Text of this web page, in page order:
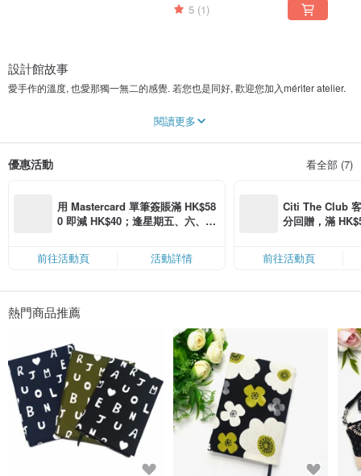
5 (1)
設計館故事
愛手作的溫度, 也愛那獨一無二的感覺. 若您也是同好, 歡迎您加入mériter atelier.
mériter, 就是英文裡的worth it, 值得. 生活中的每個片斷, 不管是美好的或是不美好
的, 都值得我們細細品味, 慢慢思量, 因為那就是人生.
作/手繪禮物時, 臉上開心的表情; 每一份手作作品, 都是創作者用心, 花精神所創造
我愛手作的溫度, 也愛那獨一無二的感覺. 若您也是同好, 歡迎您加入mériter
閱讀更多
優惠活動 看全部 (7)
用 Mastercard 單筆簽賬滿 HK$58
0 即減 HK$40；逢星期五、六、日
限，額滿即止，僅限「常用信用
卡」結帳）
前往活動頁 活動詳情
Citi The Club
分回贈，滿
前往活動頁
熱門商品推薦